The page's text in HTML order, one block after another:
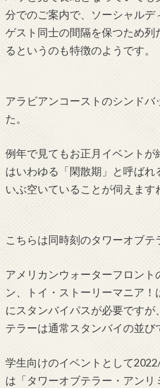
分でのご案内で、ソーシャルデ
ゲスト同士の間隔を保つため列
るというのも特徴のようです。
アラビアンコーストのシンドバ
た。
例年で見てもお正月イベントが
はいわゆる「閑散期」と呼ばれ
いぶ空いていることが伺えます
こちらは同時刻のタワーオブテ
アメリカンウォーターフロント
ン、トイ・ストーリーマニア！
にスタンバイパスが必要ですが
テラーは通常スタンバイの並び
学生向けのイベントとして
は「タワーオブテラー・アンリ